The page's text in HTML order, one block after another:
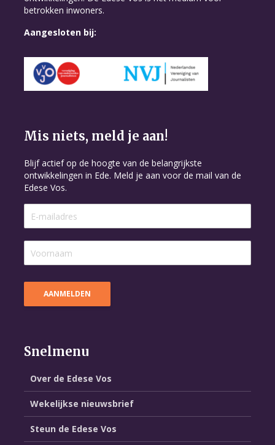
betrokken inwoners.
Aangesloten bij:
Mis niets, meld je aan!
Blijf actief op de hoogte van de belangrijkste
ontwikkelingen in Ede. Meld je aan voor de mail van de
Edese Vos.
Snelmenu
Over de Edese Vos
Wekelijkse nieuwsbrief
Steun de Edese Vos